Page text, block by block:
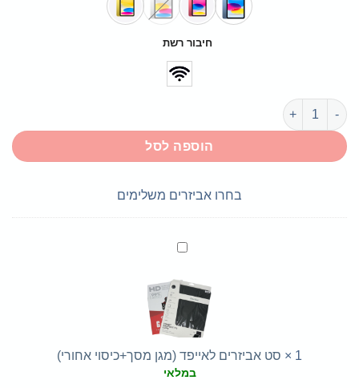
חיבור רשת
כמות של iPad 11 A16
הוספה לסל
בחרו אביזרים משלימים
סט
לאייפד
(מגן
מסך+כיסוי
אחורי)
1
× סט אביזרים לאייפד (מגן מסך+כיסוי אחורי)
במלאי